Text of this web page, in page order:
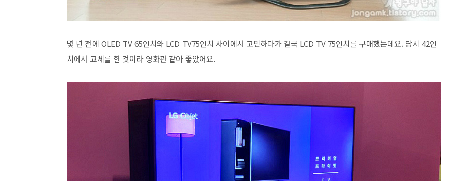
몇 년 전에 OLED TV 65인치와 LCD TV75인치 사이에서 고민하다가 결국 LCD TV 75인치를 구매했는데요. 당시 42인
치에서 교체를 한 것이라 영화관 같아 좋았어요.